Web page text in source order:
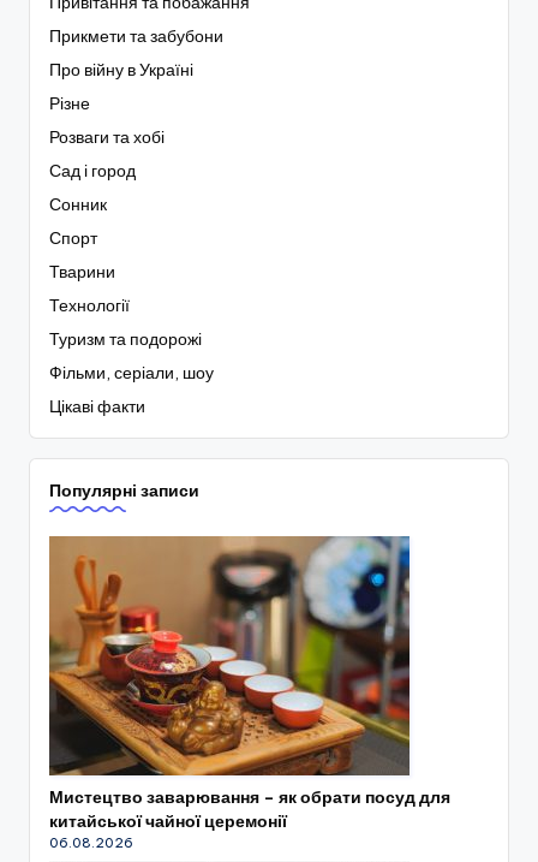
Прикмети та забубони
Про війну в Україні
Різне
Розваги та хобі
Сад і город
Сонник
Спорт
Тварини
Технології
Туризм та подорожі
Фільми, серіали, шоу
Цікаві факти
Популярні записи
Мистецтво заварювання – як обрати посуд для
китайської чайної церемонії
06.08.2026